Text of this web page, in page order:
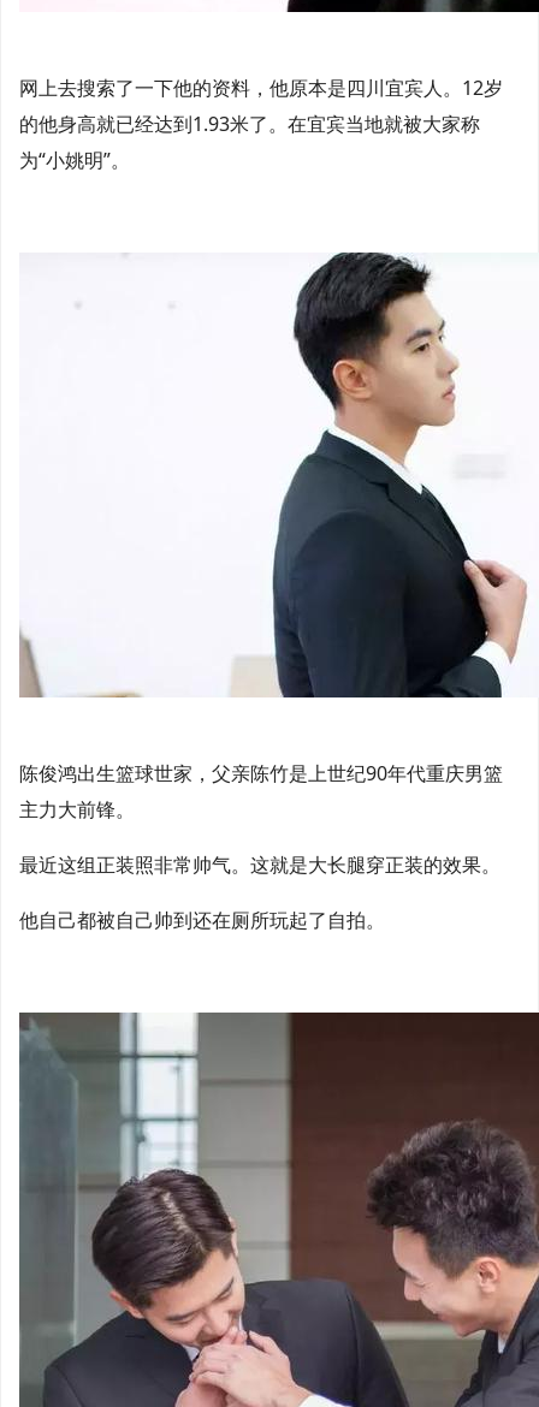
网上去搜索了一下他的资料，他原本是四川宜宾人。12岁
的他身高就已经达到1.93米了。在宜宾当地就被大家称
为“小姚明”。
陈俊鸿出生篮球世家，父亲陈竹是上世纪90年代重庆男篮
主力大前锋。
最近这组正装照非常帅气。这就是大长腿穿正装的效果。
他自己都被自己帅到还在厕所玩起了自拍。